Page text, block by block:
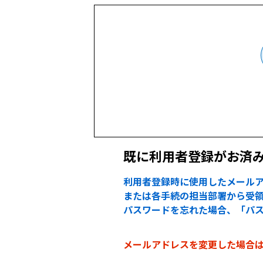
既に利用者登録がお済
利用者登録時に使用したメール
または各手続の担当部署から受
パスワードを忘れた場合、「パ
メールアドレスを変更した場合